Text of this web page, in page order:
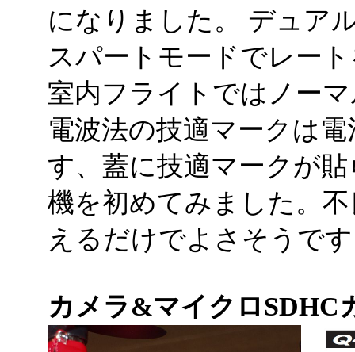
になりました。 デュア
スパートモードでレー
室内フライトではノー
電波法の技適マークは
す、蓋に技適マークが
機を初めてみました。
えるだけでよさそうで
カメラ&マイクロSDHC